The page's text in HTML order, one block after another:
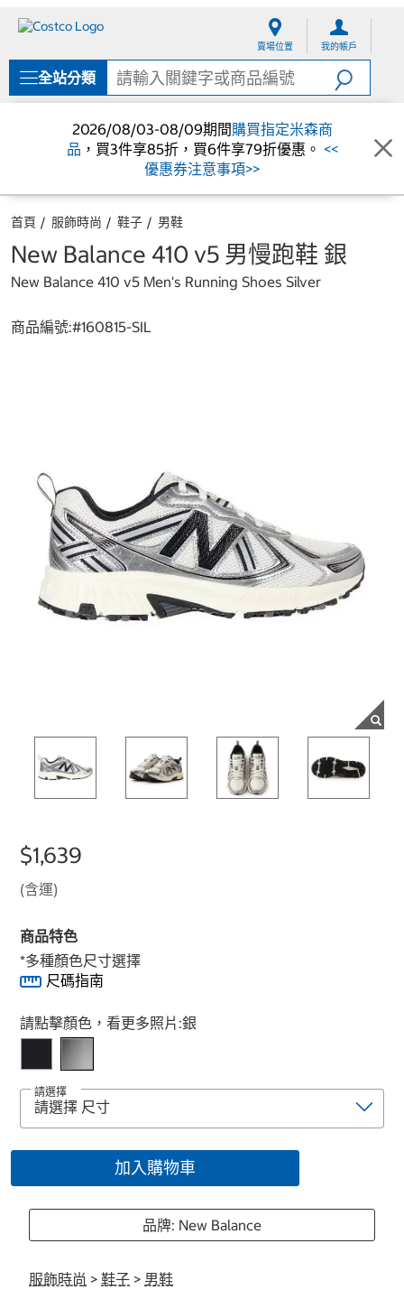
單
賣場位置 我的帳戶
全站分類
2026/08/03-08/09期間購買指定米森商
品 ，買3件享85折，買6件享79折優惠。 <<
優惠券注意事項>>
首頁 服飾時尚 鞋子 男鞋
New Balance 410 v5 男慢跑鞋 銀
New Balance 410 v5 Men's Running Shoes Silver
商品編號:#160815-SIL
$1,639
(含運)
商品特色
*多種顏色尺寸選擇
尺碼指南
Select product
請點擊顏色，看更多照片:銀
請選擇
加入購物車
品牌: New Balance
服飾時尚 > 鞋子 > 男鞋